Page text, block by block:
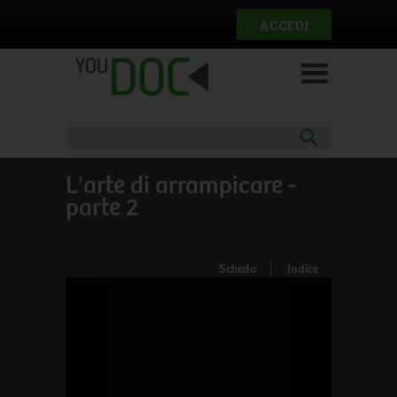
ACCEDI
L'arte di arrampicare -
parte 2
Scheda Indice